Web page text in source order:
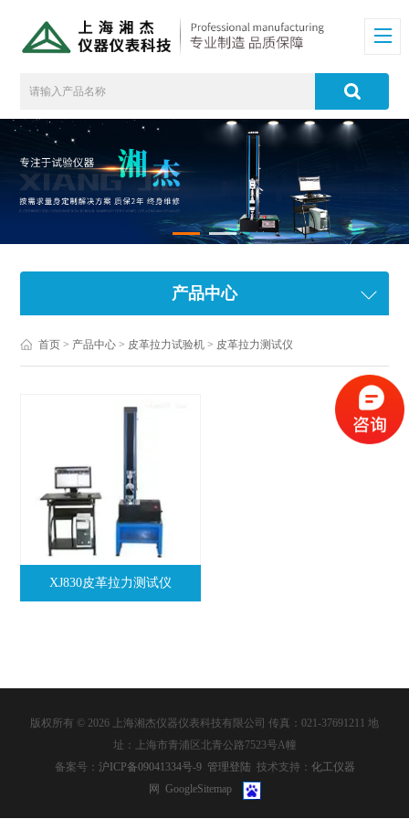
产品中心
首页 > 产品中心 > 皮革拉力试验机 > 皮革拉力测试仪
XJ830皮革拉力测试仪
版权所有 © 2026 上海湘杰仪器仪表科技有限公司 传真：021-37691211 地
址：上海市青浦区北青公路7523号A幢
备案号： 沪ICP备09041334号-9 管理登陆 技术支持： 化工仪器
网 GoogleSitemap